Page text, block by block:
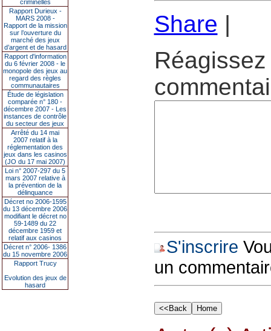
criminelles
Rapport Durieux -
MARS 2008 -
Rapport de la mission
sur l’ouverture du
marché des jeux
d’argent et de hasard
Rapport d'information
du 6 février 2008 - le
monopole des jeux au
regard des règles
communautaires
Étude de législation
comparée n° 180 -
décembre 2007 - Les
instances de contrôle
du secteur des jeux
Arrêté du 14 mai
2007 relatif à la
réglementation des
jeux dans les casinos
(JO du 17 mai 2007)
Loi n° 2007-297 du 5
mars 2007 relative à
la prévention de la
délinquance
Décret no 2006-1595
du 13 décembre 2006
modifiant le décret no
59-1489 du 22
décembre 1959 et
relatif aux casinos
Décret n° 2006- 1386
du 15 novembre 2006
Rapport Trucy
Evolution des jeux de
hasard
Share |
S'inscrire
un